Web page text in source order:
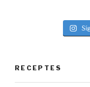
RECEPTES